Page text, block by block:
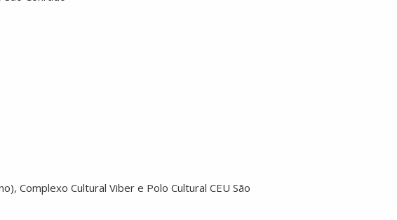
Complexo Cultural Viber e Polo Cultural CEU São